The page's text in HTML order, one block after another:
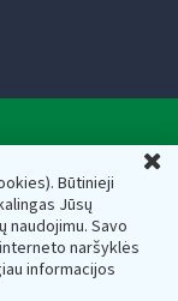
Būtinieji
Jūsų
naudojimu. Savo
naršyklės
informacijos
el.paštas:
Lietuvos